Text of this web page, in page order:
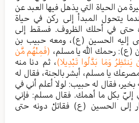
من الحياة التي يذهل فيها العبد عن
يتحول المبدأ إلى ركن في حياة
حتى في أحلك الظروف. فسقط إلى
إليه الحسين (ع)، ومعه حبيب بن
(ع): رحمك الله يا مسلم، (فَمِنْهُم مَّن
وَمَا بَدَّلُوا تَبْدِيلا)، ثم دنا منه
يا مسلم، أبشر بالجنة، فقال له
بخير، فقال له حبيب: لولا أعلم أني في
إليّ بكل ما أهمك. فقال مسلم: فإني
إلى الحسين (ع) فقاتلْ دونه حتى